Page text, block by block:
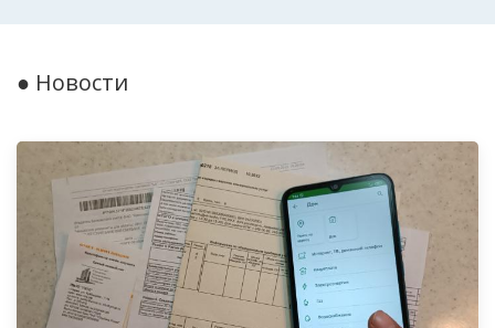
● Новости